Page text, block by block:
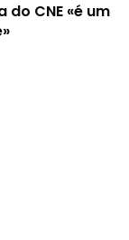
CNE «é um